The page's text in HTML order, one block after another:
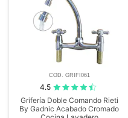
COD. GRIFI061
4.5
Grifería Doble Comando Rieti
By Gadnic Acabado Cromado